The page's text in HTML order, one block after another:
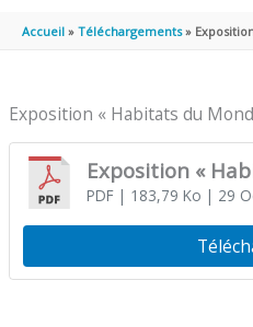
Accueil Téléchargements
Exposition « Habitats du
Exposition «
PDF| 183,79 Ko | 29